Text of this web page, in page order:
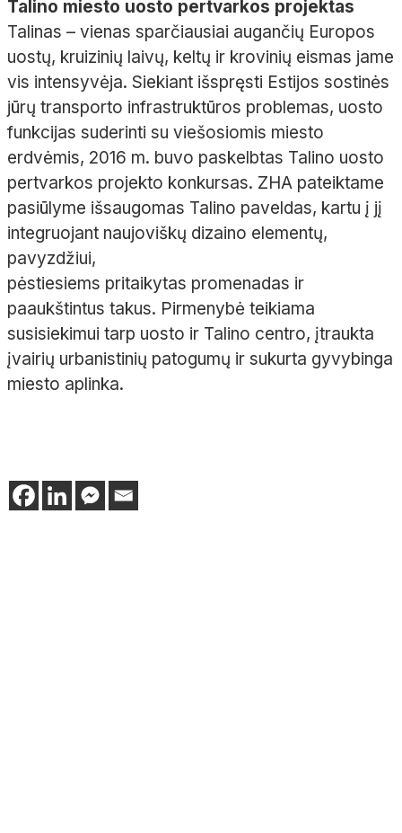
Talino miesto uosto pertvarkos projektas
Talinas – vienas sparčiausiai augančių Europos
uostų, kruizinių laivų, keltų ir krovinių eismas jame
vis intensyvėja. Siekiant išspręsti Estijos sostinės
jūrų transporto infrastruktūros problemas, uosto
funkcijas suderinti su viešosiomis miesto
erdvėmis, 2016 m. buvo paskelbtas Talino uosto
pertvarkos projekto konkursas. ZHA pateiktame
pasiūlyme išsaugomas Talino paveldas, kartu į jį
integruojant naujoviškų dizaino elementų,
pavyzdžiui,
pėstiesiems pritaikytas promenadas ir
paaukštintus takus. Pirmenybė teikiama
susisiekimui tarp uosto ir Talino centro, įtraukta
įvairių urbanistinių patogumų ir sukurta gyvybinga
miesto aplinka.